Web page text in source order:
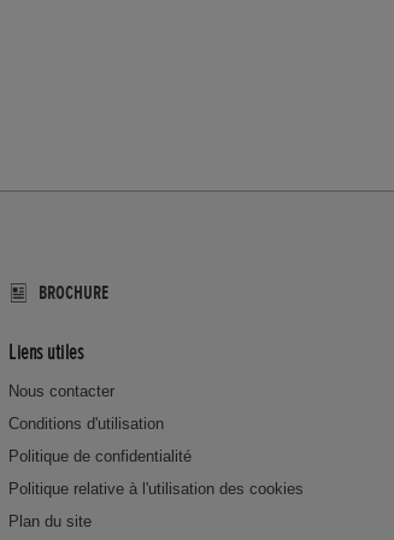
BROCHURE
Liens utiles
Nous contacter
Conditions d'utilisation
Politique de confidentialité
Politique relative à l'utilisation des cookies
Plan du site